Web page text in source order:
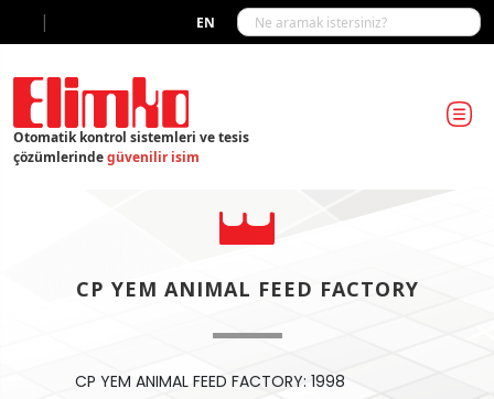
EN
|
Otomatik kontrol sistemleri ve tesis
çözümlerindegüvenilir isim
CP YEM ANIMAL FEED FACTORY
CP YEM ANIMAL FEED FACTORY: 1998